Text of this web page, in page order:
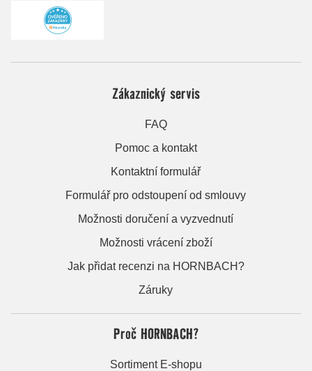
Zákaznický servis
FAQ
Pomoc a kontakt
Kontaktní formulář
Formulář pro odstoupení od smlouvy
Možnosti doručení a vyzvednutí
Možnosti vrácení zboží
Jak přidat recenzi na HORNBACH?
Záruky
Proč HORNBACH?
Sortiment E-shopu